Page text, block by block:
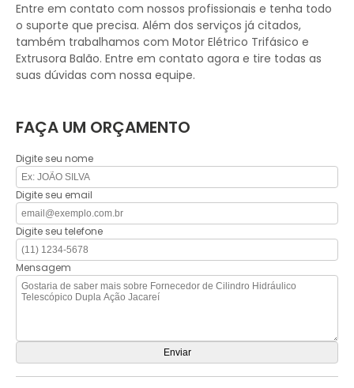
Entre em contato com nossos profissionais e tenha todo
o suporte que precisa. Além dos serviços já citados,
também trabalhamos com Motor Elétrico Trifásico e
Extrusora Balão. Entre em contato agora e tire todas as
suas dúvidas com nossa equipe.
FAÇA UM ORÇAMENTO
Digite seu nome
Digite seu email
Digite seu telefone
Mensagem